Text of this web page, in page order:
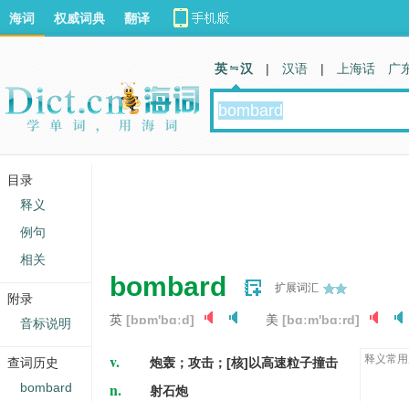
bombard 扩展词汇
英 [bɒm'bɑːd] 美 [bɑːm'bɑːrd]
v. 炮轰；攻击；[核]以高速粒子撞击
n. 射石炮
释义常
海词 权威词典 翻译
英 汉 | 汉语 | 上海话 广
目录
释义
例句
相关
附录
音标说明
查词历史
bombard